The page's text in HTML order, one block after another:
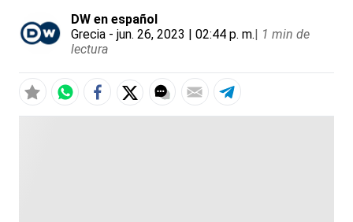
DW en español
Grecia - jun. 26, 2023 | 02:44 p. m.| 1 min de
lectura